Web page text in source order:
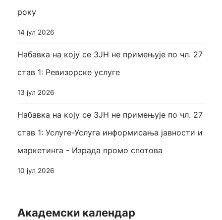
року
14 јул 2026
Набавка на коју се ЗЈН не примењује по чл. 27
став 1: Ревизорске услуге
13 јул 2026
Набавка на коју се ЗЈН не примењује по чл. 27
став 1: Услуге-Услуга информисања јавности и
маркетинга - Израда промо спотова
10 јул 2026
Академски календар